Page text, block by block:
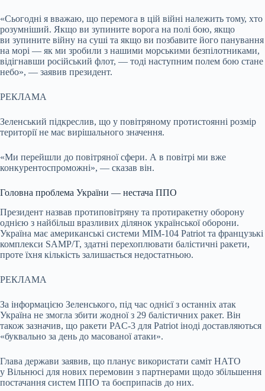
«Сьогодні я вважаю, що перемога в цій війні належить тому, хто
розумніший. Якщо ви зупините ворога на полі бою, якщо
ви зупините війну на суші та якщо ви позбавите його панування
на морі — як ми зробили з нашими морськими безпілотниками,
відігнавши російський флот, — тоді наступним полем бою стане
небо», — заявив президент.
РЕКЛАМА
Зеленський підкреслив, що у повітряному протистоянні розмір
території не має вирішального значення.
«Ми перейшли до повітряної сфери. А в повітрі ми вже
конкурентоспроможні», — сказав він.
Головна проблема України — нестача ППО
Президент назвав протиповітряну та протиракетну оборону
однією з найбільш вразливих ділянок української оборони.
Україна має американські системи MIM-104 Patriot та французькі
комплекси SAMP/T, здатні перехоплювати балістичні ракети,
проте їхня кількість залишається недостатньою.
РЕКЛАМА
За інформацією Зеленського, під час однієї з останніх атак
Україна не змогла збити жодної з 29 балістичних ракет. Він
також зазначив, що ракети PAC-3 для Patriot іноді доставляються
«буквально за день до масованої атаки».
Глава держави заявив, що планує використати саміт НАТО
у Вільнюсі для нових перемовин з партнерами щодо збільшення
постачання систем ППО та боєприпасів до них.